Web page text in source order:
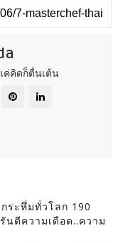
ค่คิดก็ตื่นเต้น
ระหึ่มทั่วโลก 190
นตีความเดือด..ความ